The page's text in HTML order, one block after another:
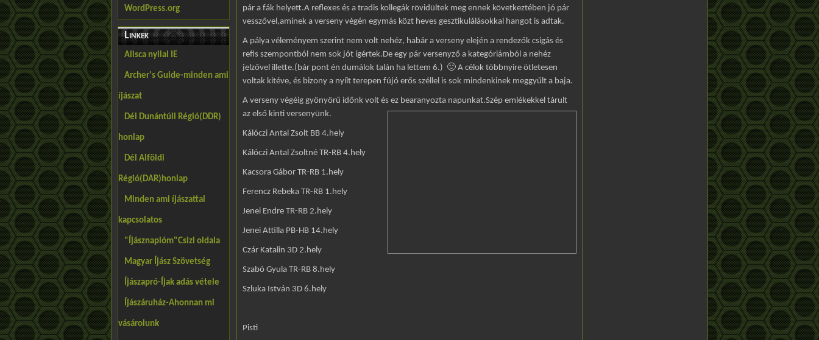
WordPress.org
Linkek
Alisca nyilai IE
Archer's Guide-minden ami
íjászat
Dél Dunántúli Régió(DDR)
honlap
Dél Alföldi
Régió(DAR)honlap
Minden ami íjászattal
kapcsolatos
"Íjásznaplóm"Csizi oldala
Magyar Íjász Szövetség
Íjászapró-Íjak adás vétele
Íjászáruház-Ahonnan mi
vásárolunk
pár a fák helyett.A reflexes és a tradis kollegák rövidültek meg ennek következtében jó pár
vesszővel,aminek a verseny végén egymás közt heves gesztikulálásokkal hangot is adtak.
A pálya véleményem szerint nem volt nehéz, habár a verseny elején a rendezők csigás és
refis szempontból nem sok jót ígértek.De egy pár versenyző a kategóriámból a nehéz
jelzővel illette.(bár pont én dumálok talán ha lettem 6.) 🙂 A célok többnyire ötletesen
voltak kitéve, és bizony a nyílt terepen fújó erős széllel is sok mindenkinek meggyűlt a baja.
A verseny végéig gyönyörű időnk volt és ez bearanyozta napunkat.Szép emlékekkel tárult
az első kinti versenyünk.
Kálóczi Antal Zsolt BB 4.hely
Kálóczi Antal Zsoltné TR-RB 4.hely
Kacsora Gábor TR-RB 1.hely
Ferencz Rebeka TR-RB 1.hely
Jenei Endre TR-RB 2.hely
Jenei Attilla PB-HB 14.hely
Czár Katalin 3D 2.hely
Szabó Gyula TR-RB 8.hely
Szluka István 3D 6.hely
Pisti